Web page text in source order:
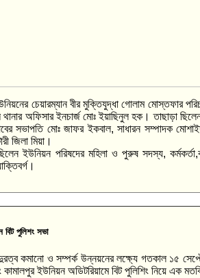
চেয়ারম্যান বীর মুক্তিযুদ্ধা গোলাম মোস্তফার
অফিসার ইনচার্জ মোঃ ইয়াছিনুল হক। তাছাড়া
সভাপতি মোঃ জাফর ইকবাল, সাধারন সম্পাদক
জিলা মিয়া।
ইউনিয়ন পরিষদের মহিলা ও পুরুষ সদস্য,
বিট পুলিশং সভা
কমানো ও সম্পর্ক উন্নয়নের লক্ষ্যে গতকাল ১৫
ইউনিয়ন অডিটরিয়ামে বিট পুলিশিং নিয়ে এক